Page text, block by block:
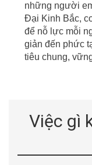
những người
Đại Kinh Bắc,
để nỗ lực mỗi
giản đến phức
tiêu chung,
Việc gì